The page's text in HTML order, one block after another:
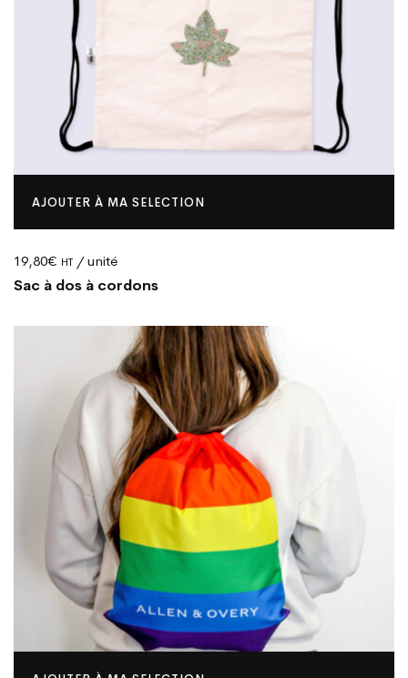
AJOUTER À MA SELECTION
19,80€ HT / unité
Sac à dos à cordons